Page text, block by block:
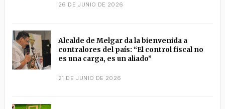
26 DE JUNIO DE 2026
Alcalde de Melgar da la bienvenida a
contralores del país: “El control fiscal no
es una carga, es un aliado”
21 DE JUNIO DE 2026